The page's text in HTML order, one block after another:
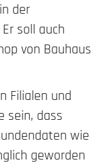
der
soll auch
von Bauhaus
Filialen und
sein, dass
wie
geworden